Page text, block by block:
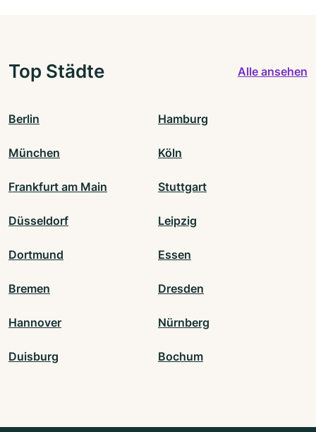
Top Städte Alle ansehen
Berlin Hamburg
München Köln
Frankfurt am Main Stuttgart
Düsseldorf Leipzig
Dortmund Essen
Bremen Dresden
Hannover Nürnberg
Duisburg Bochum